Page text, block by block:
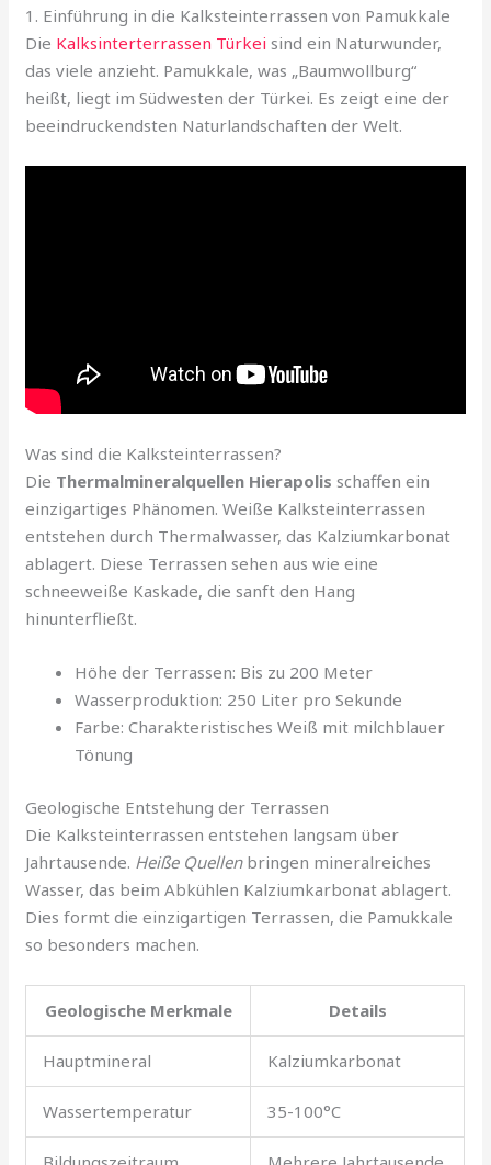
1. Einführung in die Kalksteinterrassen von Pamukkale
Die Kalksinterterrassen Türkei sind ein Naturwunder,
das viele anzieht. Pamukkale, was „Baumwollburg“
heißt, liegt im Südwesten der Türkei. Es zeigt eine der
beeindruckendsten Naturlandschaften der Welt.
Was sind die Kalksteinterrassen?
Die Thermalmineralquellen Hierapolis schaffen ein
einzigartiges Phänomen. Weiße Kalksteinterrassen
entstehen durch Thermalwasser, das Kalziumkarbonat
ablagert. Diese Terrassen sehen aus wie eine
schneeweiße Kaskade, die sanft den Hang
hinunterfließt.
Höhe der Terrassen: Bis zu 200 Meter
Wasserproduktion: 250 Liter pro Sekunde
Farbe: Charakteristisches Weiß mit milchblauer
Tönung
Geologische Entstehung der Terrassen
Die Kalksteinterrassen entstehen langsam über
Jahrtausende. Heiße Quellenbringen mineralreiches
Wasser, das beim Abkühlen Kalziumkarbonat ablagert.
Dies formt die einzigartigen Terrassen, die Pamukkale
so besonders machen.
Geologische Merkmale Details
Hauptmineral Kalziumkarbonat
Wassertemperatur 35-100°C